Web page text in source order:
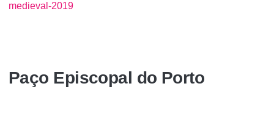
medieval-2019
Paço Episcopal do Porto